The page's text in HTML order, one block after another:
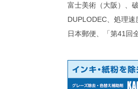
富士美術（大阪）、
DUPLODEC、処理
日本郵便、「第41回